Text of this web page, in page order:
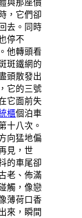
與那座價
，它們卻
去。同時
停不
他轉頭看
斑鐵網的
頭散發出
它的三號
它面前失
櫃個泊車
十八次。
向猛地偏
見，世
的車尾卻
老、佈滿
觸，像戀
薄荷口香
來，瞬間